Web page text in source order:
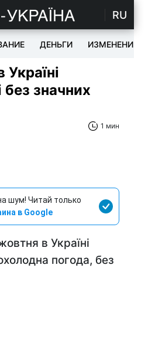
RU
ДЕНЬГИ ИЗМЕНЕНИЯ
Україні
без значних
1 мин
шум! Читай только
в Google
в Україні
погода, без